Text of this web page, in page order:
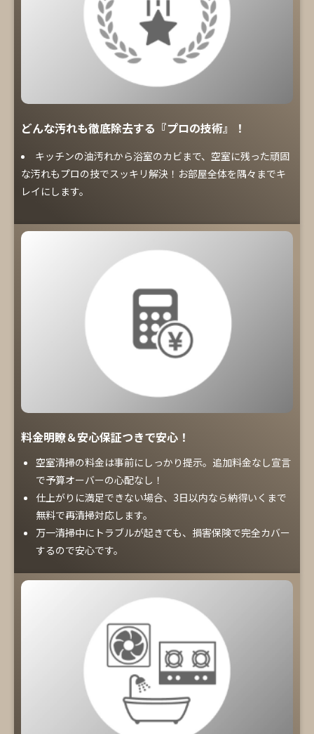
どんな汚れも徹底除去する『プロの技術』！
キッチンの油汚れから浴室のカビまで、空室に残った頑固
な汚れもプロの技でスッキリ解決！お部屋全体を隅々までキ
レイにします。
料金明瞭＆安心保証つきで安心！
空室清掃の料金は事前にしっかり提示。追加料金なし宣言
で予算オーバーの心配なし！
仕上がりに満足できない場合、3日以内なら納得いくまで
無料で再清掃対応します。
万一清掃中にトラブルが起きても、損害保険で完全カバー
するので安心です。